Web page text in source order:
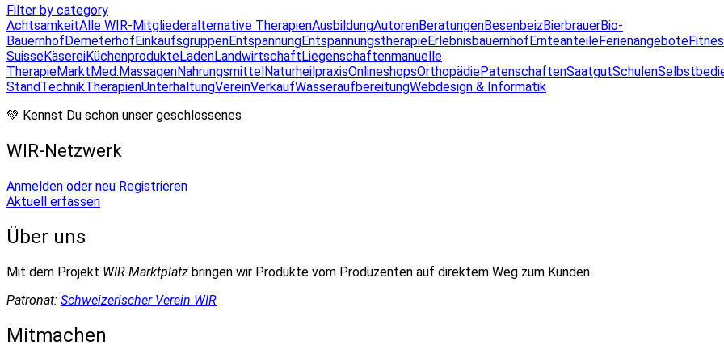
Filter by category
AchtsamkeitAlle WIR-Mitgliederalternative TherapienAusbildungAutorenBeratungenBesenbeiz BierbrauerBio-
Bauernhof Demeterhof EinkaufsgruppenEntspannungEntspannungstherapieErlebnisbauernhof ErnteanteileFerienangebote
SuisseKäsereiKüchenprodukteLadenLandwirtschaft Liegenschaftenmanuelle
TherapieMarkt Med.MassagenNahrungsmittel NaturheilpraxisOnlineshopsOrthopädiePatenschaftenSaatgutSchulen
StandTechnikTherapienUnterhaltungVereinVerkaufWasseraufbereitungWebdesign & Informatik
💚 Kennst Du schon unser geschlossenes
WIR-Netzwerk
Anmelden oder neu Registrieren
Aktuell erfassen
Über uns
Mit dem Projekt WIR-Marktplatz bringen wir Produkte vom Produzenten auf direktem Weg zum Kunden.
Patronat: Schweizerischer Verein WIR
Mitmachen